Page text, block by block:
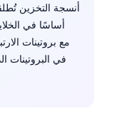
أنسجة التخزين